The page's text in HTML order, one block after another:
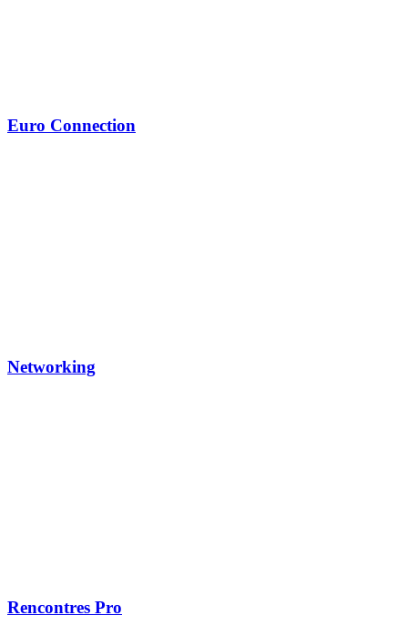
Euro Connection
Networking
Rencontres Pro